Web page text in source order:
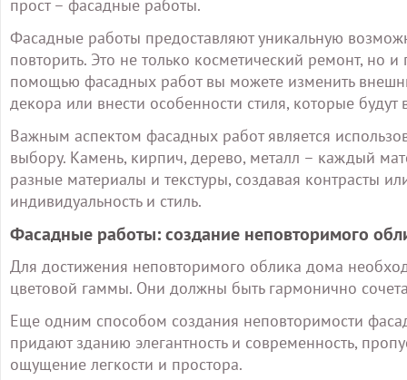
прост – фасадные работы.
Фасадные работы предоставляют уникальную
повторить. Это не только косметический ремонт,
помощью фасадных работ вы можете изменить
декора или внести особенности стиля, которые
Важным аспектом фасадных работ является
выбору. Камень, кирпич, дерево, металл – каждый
разные материалы и текстуры, создавая контрасты
индивидуальность и стиль.
Фасадные работы: создание неповторимого
Для достижения неповторимого облика дома
цветовой гаммы. Они должны быть гармонично
Еще одним способом создания неповторимости
придают зданию элегантность и современность,
ощущение легкости и простора.